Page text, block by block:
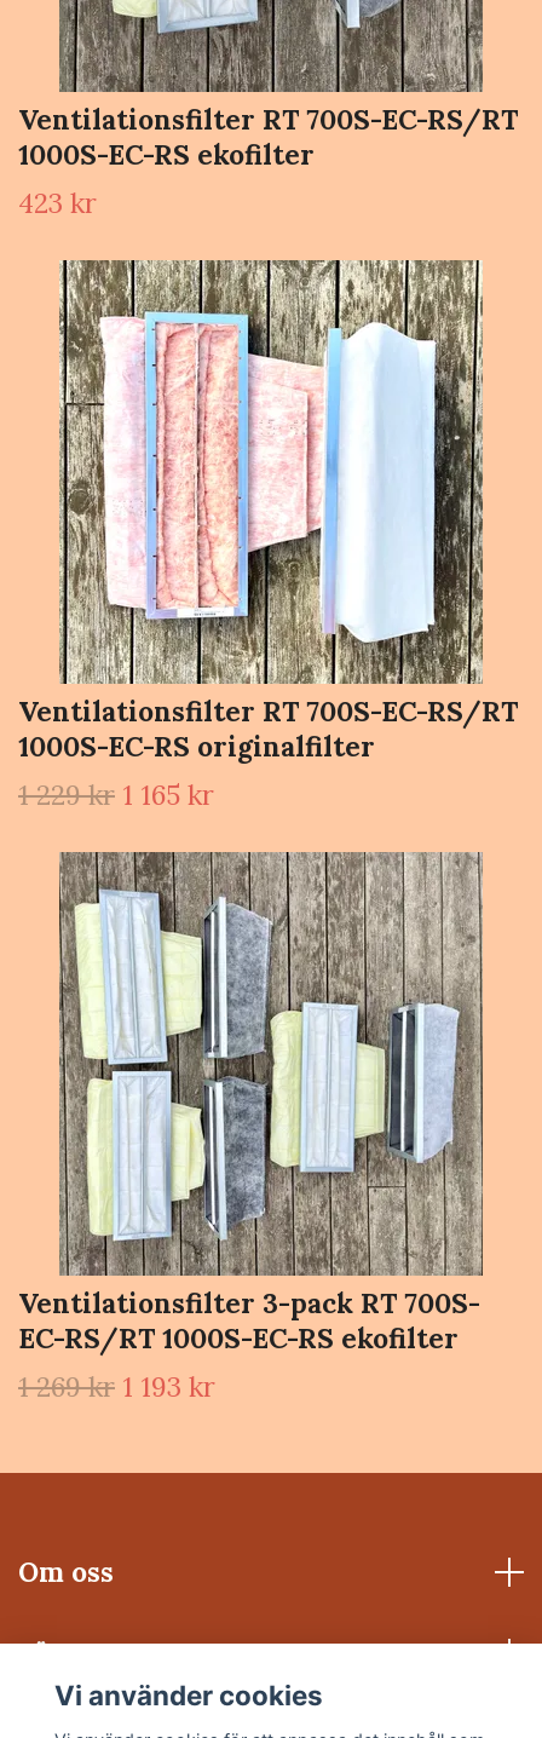
Ventilationsfilter RT 700S-EC-RS/RT
1000S-EC-RS ekofilter
423 kr
Ventilationsfilter RT 700S-EC-RS/RT
1000S-EC-RS originalfilter
1 229 kr 1 165 kr
Ventilationsfilter 3-pack RT 700S-
EC-RS/RT 1000S-EC-RS ekofilter
1 269 kr 1 193 kr
Om oss
Läs mer
Vi använder cookies